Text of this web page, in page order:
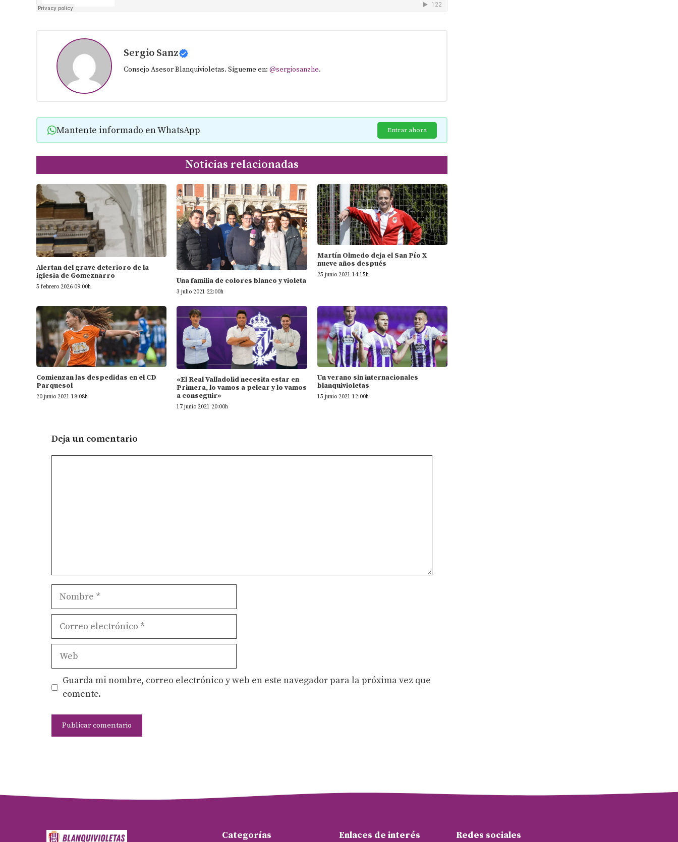
Sergio Sanz
Consejo Asesor Blanquivioletas. Sígueme en: @sergiosanzhe.
Mantente informado en WhatsApp Entrar ahora
Noticias relacionadas
Alertan del grave deterioro de la
iglesia de Gomeznarro
5 febrero 2026 09:00h
Una familia de colores blanco y violeta
3 julio 2021 22:00h
Martín Olmedo deja el San Pío X
nueve años después
25 junio 2021 14:15h
Comienzan las despedidas en el CD
Parquesol
20 junio 2021 18:08h
«El Real Valladolid necesita estar en
Primera, lo vamos a pelear y lo vamos
a conseguir»
17 junio 2021 20:00h
Un verano sin internacionales
blanquivioletas
15 junio 2021 12:00h
Deja un comentario
Nombre
Correo
Web
Guarda mi nombre, correo electrónico y web en este navegador para la próxima vez que
comente.
Categorías Enlaces de interés Redes sociales